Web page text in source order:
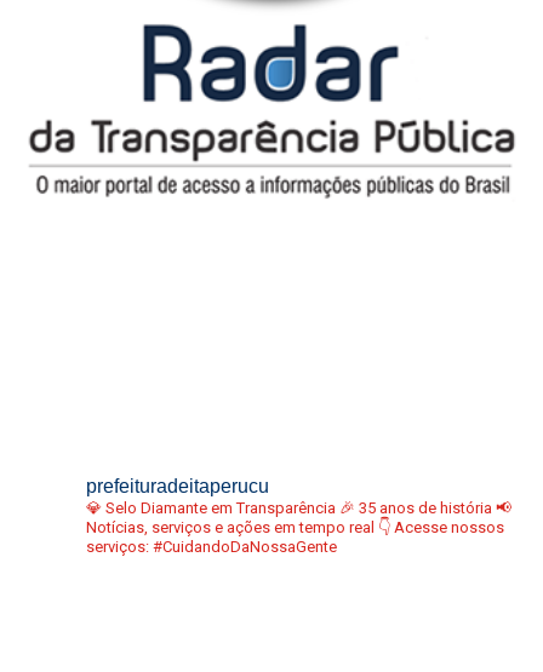
prefeituradeitaperucu
💎 Selo Diamante em Transparência 🎉 35 anos de história 📢
Notícias, serviços e ações em tempo real 👇 Acesse nossos
serviços: #CuidandoDaNossaGente